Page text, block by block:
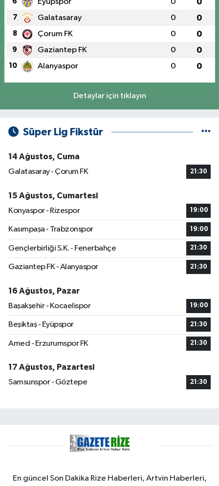
Eyüpspor 0 0
7 Galatasaray 0 0
8 Çorum FK 0 0
9 Gaziantep FK 0 0
10 Alanyaspor 0 0
Detaylar için tıklayın
Süper Lig Fikstür
14 Ağustos, Cuma
Galatasaray - Çorum FK
21:30
15 Ağustos, Cumartesi
Konyaspor - Rizespor
19:00
Kasımpaşa - Trabzonspor 19:00
Gençlerbirliği S.K. - Fenerbahçe 21:30
Gaziantep FK - Alanyaspor 21:30
16 Ağustos, Pazar
Başakşehir - Kocaelispor
19:00
Beşiktaş - Eyüpspor 21:30
Amed - Erzurumspor FK 21:30
17 Ağustos, Pazartesi
Samsunspor - Göztepe
21:30
En güncel Son Dakika Rize Haberleri, Artvin Haberleri,